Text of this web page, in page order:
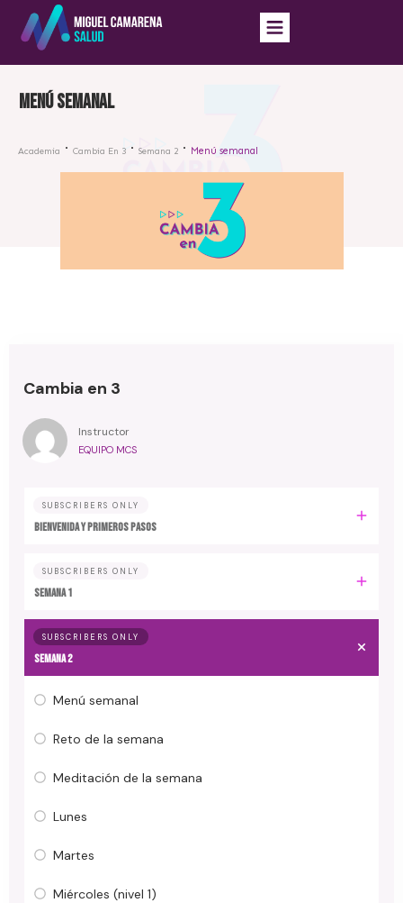
Menú semanal
Academia Cambia En 3 Semana 2 Menú semanal
Cambia en 3
Instructor
EQUIPO MCS
SUBSCRIBERS ONLY
Bienvenida y primeros pasos
SUBSCRIBERS ONLY
Semana 1
SUBSCRIBERS ONLY
Semana 2
Menú semanal
Reto de la semana
Meditación de la semana
Lunes
Martes
Miércoles (nivel 1)